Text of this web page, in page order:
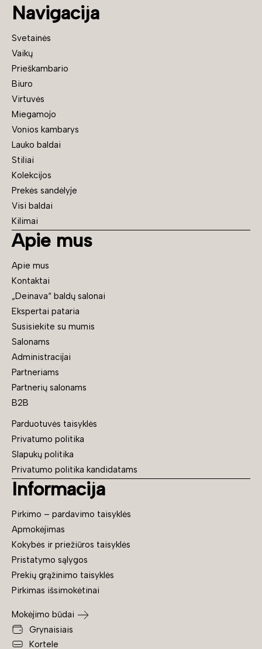
Navigacija
Svetainės
Vaikų
Prieškambario
Biuro
Virtuvės
Miegamojo
Vonios kambarys
Lauko baldai
Stiliai
Kolekcijos
Prekės sandėlyje
Visi baldai
Kilimai
Apie mus
Apie mus
Kontaktai
„Deinava“ baldų salonai
Ekspertai pataria
Susisiekite su mumis
Salonams
Administracijai
Partneriams
Partnerių salonams
B2B
Parduotuvės taisyklės
Privatumo politika
Slapukų politika
Privatumo politika kandidatams
Informacija
Pirkimo – pardavimo taisyklės
Apmokėjimas
Kokybės ir priežiūros taisyklės
Pristatymo sąlygos
Prekių grąžinimo taisyklės
Pirkimas išsimokėtinai
Mokėjimo būdai
Grynaisiais
Kortele